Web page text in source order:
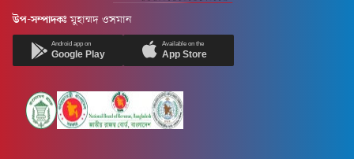
উপ-সম্পাদকঃ মুহাম্মদ ওসমান
Android app on
Google Play
Available on the
App Store